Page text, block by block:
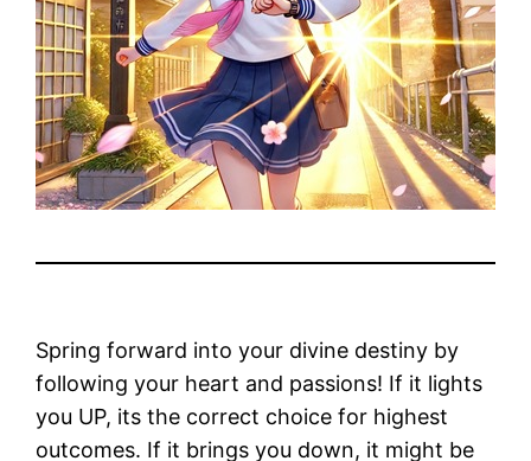
Spring forward into your divine destiny by
following your heart and passions! If it lights
you UP, its the correct choice for highest
outcomes. If it brings you down, it might be